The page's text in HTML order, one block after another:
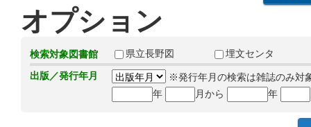
オプション
検索対象図書館 県立長野図
埋文センタ
出版／発行年月
※発行年月の検索は雑誌のみ対
年
月から 年